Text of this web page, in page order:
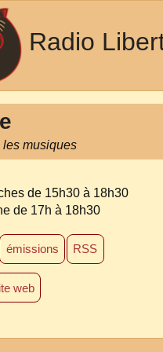
Radio
les musiques
de 15h30 à 18h30
de 17h à 18h30
émissions RSS
web